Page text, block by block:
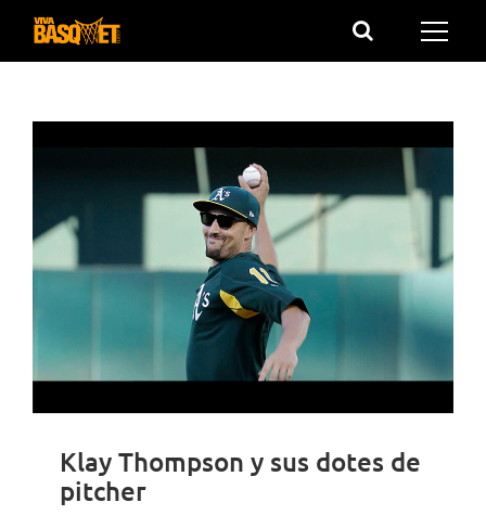
Saltar
Klay Thompson y sus dotes de
pitcher